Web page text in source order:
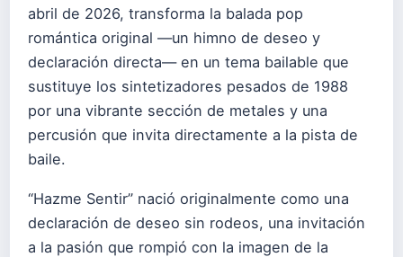
abril de 2026, transforma la balada pop
romántica original —un himno de deseo y
declaración directa— en un tema bailable que
sustituye los sintetizadores pesados de 1988
por una vibrante sección de metales y una
percusión que invita directamente a la pista de
baile.
“Hazme Sentir” nació originalmente como una
declaración de deseo sin rodeos, una invitación
a la pasión que rompió con la imagen de la